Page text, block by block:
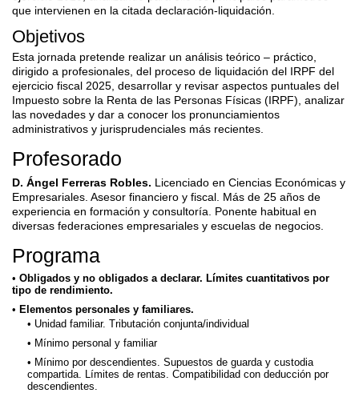
que intervienen en la citada declaración-liquidación.
Objetivos
Esta jornada pretende realizar un análisis teórico – práctico,
dirigido a profesionales, del proceso de liquidación del IRPF del
ejercicio fiscal 2025, desarrollar y revisar aspectos puntuales del
Impuesto sobre la Renta de las Personas Físicas (IRPF), analizar
las novedades y dar a conocer los pronunciamientos
administrativos y jurisprudenciales más recientes.
Profesorado
D. Ángel Ferreras Robles. Licenciado en Ciencias Económicas y
Empresariales. Asesor financiero y fiscal. Más de 25 años de
experiencia en formación y consultoría. Ponente habitual en
diversas federaciones empresariales y escuelas de negocios.
Programa
Obligados y no obligados a declarar. Límites cuantitativos por
tipo de rendimiento.
Elementos personales y familiares.
Unidad familiar. Tributación conjunta/individual
Mínimo personal y familiar
Mínimo por descendientes. Supuestos de guarda y custodia
compartida. Límites de rentas. Compatibilidad con deducción por
descendientes.